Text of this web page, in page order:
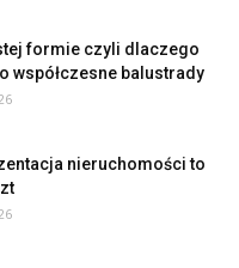
formie czyli dlaczego
współczesne balustrady
nieruchomości to